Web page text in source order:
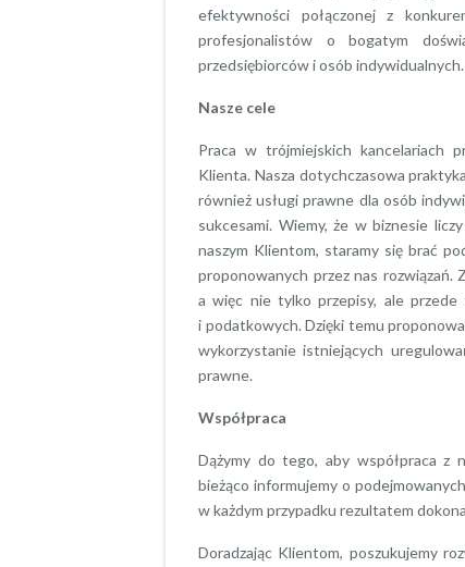
efektywności połączonej z
profesjonalistów o bogatym
przedsiębiorców i osób indywidualnych.
Nasze cele
Praca w trójmiejskich kancelariach
Klienta. Nasza dotychczasowa
również usługi prawne dla osób
sukcesami. Wiemy, że w biznesie
naszym Klientom, staramy się brać
proponowanych przez nas rozwiązań.
a więc nie tylko przepisy, ale przede
i podatkowych. Dzięki temu
wykorzystanie istniejących
prawne.
Współpraca
Dążymy do tego, aby współpraca z
bieżąco informujemy o
w każdym przypadku rezultatem
Doradzając Klientom, poszukujemy